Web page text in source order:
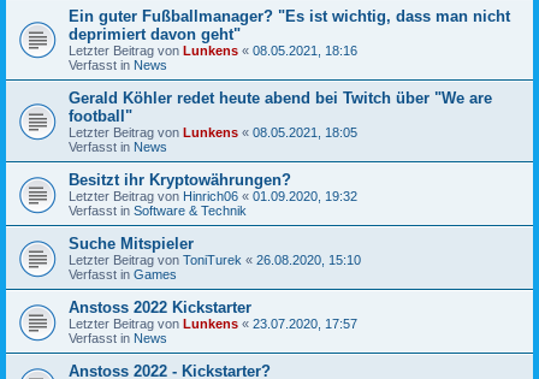
Ein guter Fußballmanager? "Es ist wichtig, dass man nicht
deprimiert davon geht"
Letzter Beitrag von Lunkens « 08.05.2021, 18:16
Verfasst in News
Gerald Köhler redet heute abend bei Twitch über "We are
football"
Letzter Beitrag von Lunkens « 08.05.2021, 18:05
Verfasst in News
Besitzt ihr Kryptowährungen?
Letzter Beitrag von Hinrich06 « 01.09.2020, 19:32
Verfasst in Software & Technik
Suche Mitspieler
Letzter Beitrag von ToniTurek « 26.08.2020, 15:10
Verfasst in Games
Anstoss 2022 Kickstarter
Letzter Beitrag von Lunkens « 23.07.2020, 17:57
Verfasst in News
Anstoss 2022 - Kickstarter?